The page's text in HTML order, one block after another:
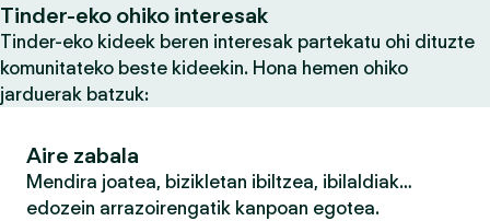
Tinder-eko ohiko interesak
Tinder-eko kideek beren interesak partekatu ohi dituzte
komunitateko beste kideekin. Hona hemen ohiko
jarduerak batzuk:
Aire zabala
Mendira joatea, bizikletan ibiltzea, ibilaldiak…
edozein arrazoirengatik kanpoan egotea.